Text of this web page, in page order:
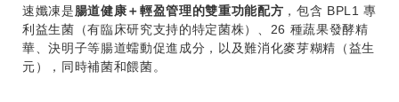
速孅凍是腸道健康＋輕盈管理的雙重功能配方 ，包含 BPL1 專
利益生菌（有臨床研究支持的特定菌株）、26 種蔬果發酵精
華、決明子等腸道蠕動促進成分，以及難消化麥芽糊精（益生
元），同時補菌和餵菌。